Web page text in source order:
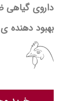
داروی گیاهی
بهبود دهنده